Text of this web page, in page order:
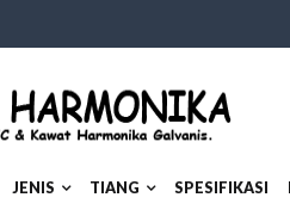
JENIS TIANG SPESIFIKASI